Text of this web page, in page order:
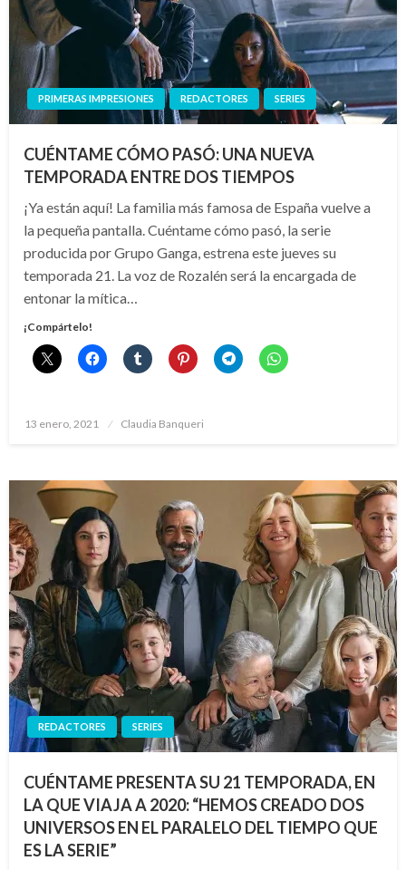
PRIMERAS IMPRESIONES REDACTORES SERIES
CUÉNTAME CÓMO PASÓ: UNA NUEVA
TEMPORADA ENTRE DOS TIEMPOS
¡Ya están aquí! La familia más famosa de España vuelve a
la pequeña pantalla. Cuéntame cómo pasó, la serie
producida por Grupo Ganga, estrena este jueves su
temporada 21. La voz de Rozalén será la encargada de
entonar la mítica…
¡Compártelo!
Publicado
13 enero, 2021 Claudia Banqueri
REDACTORES SERIES
CUÉNTAME PRESENTA SU 21 TEMPORADA, EN
LA QUE VIAJA A 2020: “HEMOS CREADO DOS
UNIVERSOS EN EL PARALELO DEL TIEMPO QUE
ES LA SERIE”